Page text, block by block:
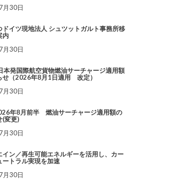
月30日
ドイツ現地法人 シュツットガルト事務所移
内
月30日
本発国際航空貨物燃油サーチャージ適用額
せ（2026年8月1日適用 改定）
月30日
年8月前半 燃油サーチャージ適用額の
(変更)
月30日
イン／再生可能エネルギーを活用し、カー
ートラル実現を加速
月30日